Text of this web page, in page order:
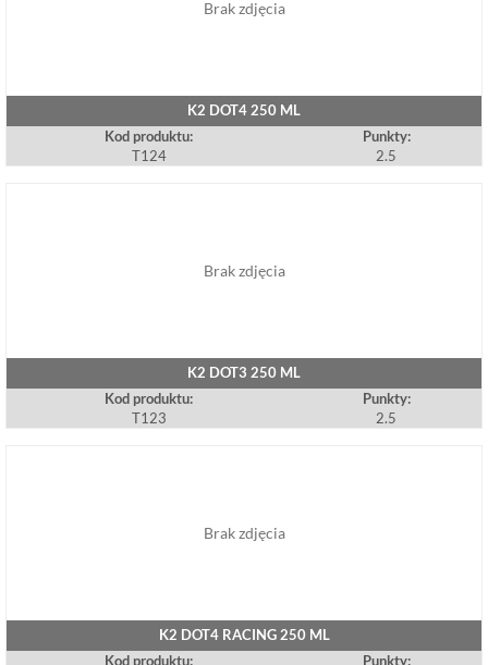
Brak zdjęcia
K2 DOT4 250 ML
Kod produktu:
T124
Punkty:
2.5
Brak zdjęcia
K2 DOT3 250 ML
Kod produktu:
T123
Punkty:
2.5
Brak zdjęcia
K2 DOT4 RACING 250 ML
Kod produktu:
Punkty: